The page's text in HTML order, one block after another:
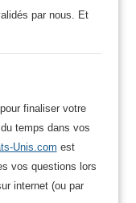
par nous. Et
finaliser votre
temps dans vos
Unis.com est
vos questions lors
internet (ou par